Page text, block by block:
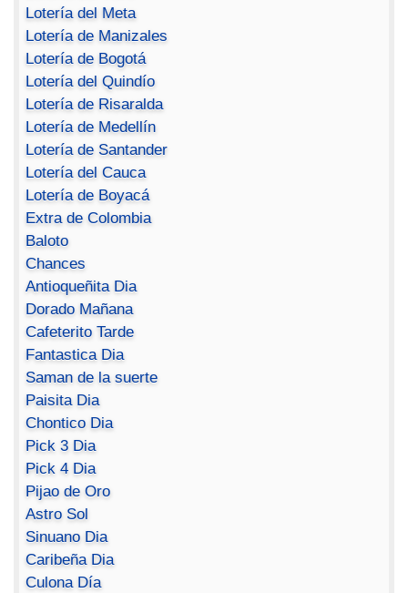
Lotería del Meta
Lotería de Manizales
Lotería de Bogotá
Lotería del Quindío
Lotería de Risaralda
Lotería de Medellín
Lotería de Santander
Lotería del Cauca
Lotería de Boyacá
Extra de Colombia
Baloto
Chances
Antioqueñita Dia
Dorado Mañana
Cafeterito Tarde
Fantastica Dia
Saman de la suerte
Paisita Dia
Chontico Dia
Pick 3 Dia
Pick 4 Dia
Pijao de Oro
Astro Sol
Sinuano Dia
Caribeña Dia
Culona Día